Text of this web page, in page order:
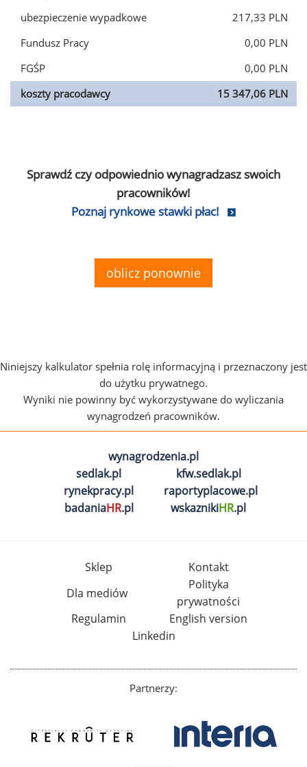
ubezpieczenie wypadkowe
217,33 PLN
Fundusz Pracy
0,00 PLN
FGŚP
0,00 PLN
koszty pracodawcy
15 347,06 PLN
Sprawdź czy odpowiednio wynagradzasz swoich
pracowników!
Poznaj rynkowe stawki płac!
oblicz ponownie
Niniejszy kalkulator spełnia rolę informacyjną i przeznaczony jest
do użytku prywatnego.
Wyniki nie powinny być wykorzystywane do wyliczania
wynagrodzeń pracowników.
wynagrodzenia.pl
sedlak.pl
kfw.sedlak.pl
rynekpracy.pl
raportyplacowe.pl
badaniaHR.pl wskaznikiHR.pl
Sklep
Kontakt
Dla mediów
Polityka
prywatności
Regulamin
English version
Linkedin
Partnerzy: